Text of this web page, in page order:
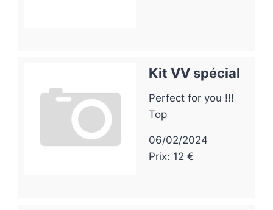
Kit VV spécial
Perfect for you !!!
Top
06/02/2024
Prix: 12 €